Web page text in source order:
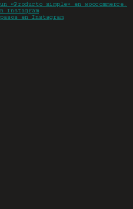
«Producto simple» en woocommerce.
Instagram
en Instagram